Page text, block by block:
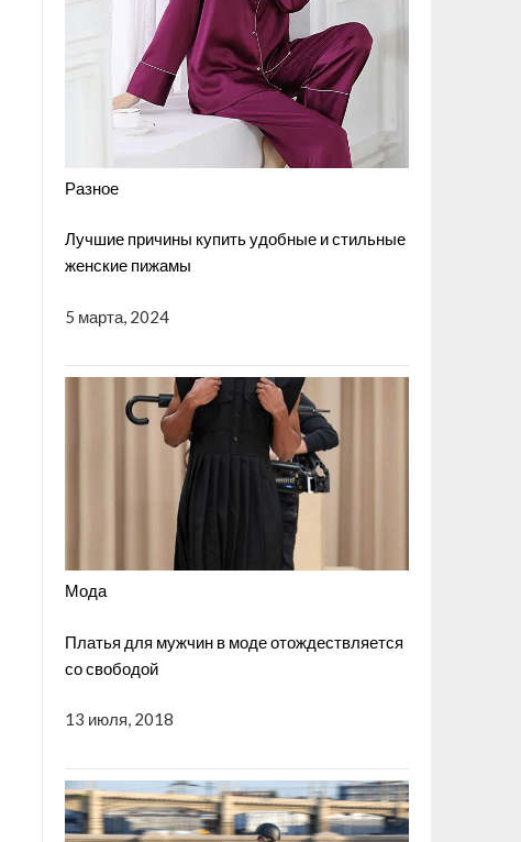
Разное
Лучшие причины купить удобные и стильные
женские пижамы
5 марта, 2024
Мода
Платья для мужчин в моде отождествляется
со свободой
13 июля, 2018